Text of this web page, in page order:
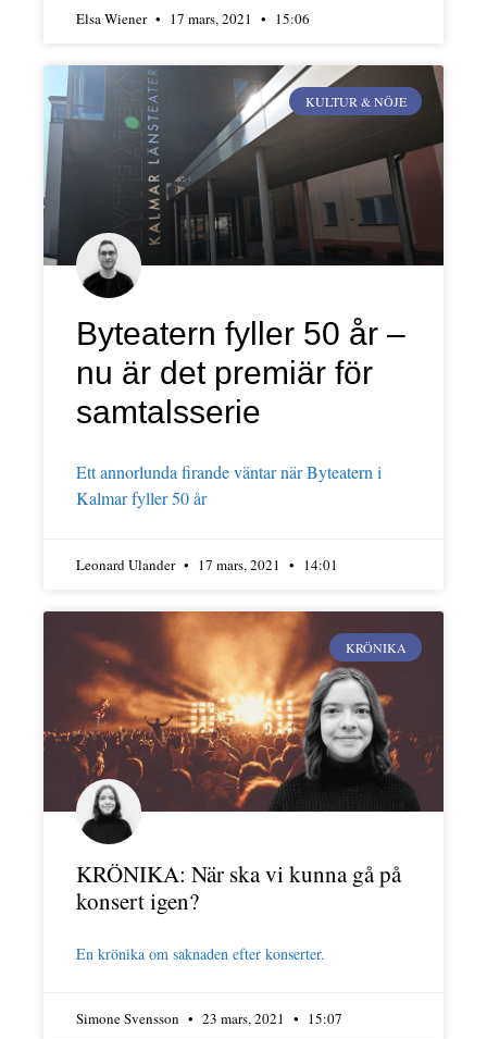
Elsa Wiener 17 mars, 2021 15:06
KULTUR & NÖJE
Byteatern fyller 50 år –
nu är det premiär för
samtalsserie
Ett annorlunda firande väntar när Byteatern i
Kalmar fyller 50 år
Leonard Ulander 17 mars, 2021 14:01
KRÖNIKA
KRÖNIKA: När ska vi kunna gå på
konsert igen?
En krönika om saknaden efter konserter.
Simone Svensson 23 mars, 2021 15:07